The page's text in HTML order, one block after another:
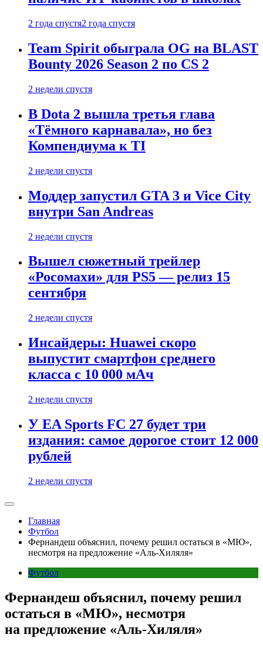
2 года спустя2 года спустя
Team Spirit обыграла OG на BLAST
Bounty 2026 Season 2 по CS 2
2 недели спустя
В Dota 2 вышла третья глава
«Тёмного карнавала», но без
Компендиума к TI
2 недели спустя
Моддер запустил GTA 3 и Vice City
внутри San Andreas
2 недели спустя
Вышел сюжетный трейлер
«Росомахи» для PS5 — релиз 15
сентября
2 недели спустя
Инсайдеры: Huawei скоро
выпустит смартфон среднего
класса с 10 000 мАч
2 недели спустя
У EA Sports FC 27 будет три
издания: самое дорогое стоит 12 000
рублей
2 недели спустя
Главная
Футбол
Фернандеш объяснил, почему решил остаться в «МЮ»,
несмотря на предложение «Аль-Хиляля»
Футбол
Фернандеш объяснил, почему решил
остаться в «МЮ», несмотря
на предложение «Аль-Хиляля»